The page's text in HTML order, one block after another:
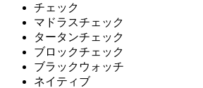
チェック
マドラスチェック
タータンチェック
ブロックチェック
ブラックウォッチ
ネイティブ